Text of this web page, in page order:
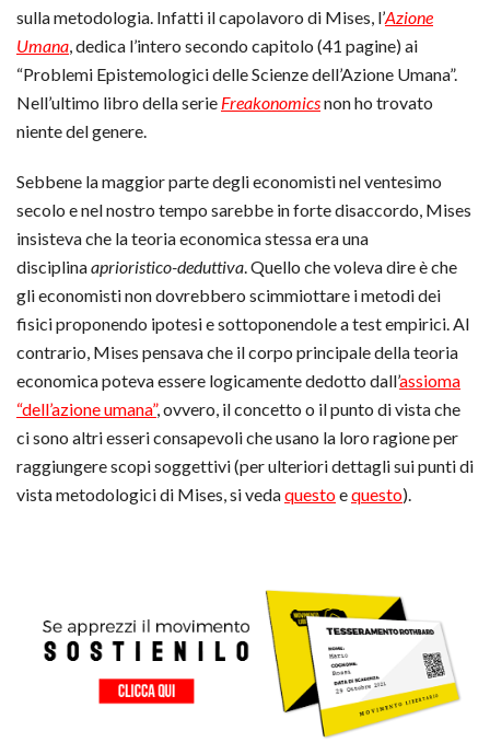
sulla metodologia. Infatti il capolavoro di Mises, l’Azione
Umana, dedica l’intero secondo capitolo (41 pagine) ai
“Problemi Epistemologici delle Scienze dell’Azione Umana”.
Nell’ultimo libro della serie Freakonomicsnon ho trovato
niente del genere.
Sebbene la maggior parte degli economisti nel ventesimo
secolo e nel nostro tempo sarebbe in forte disaccordo, Mises
insisteva che la teoria economica stessa era una
disciplinaaprioristico-deduttiva. Quello che voleva dire è che
gli economisti non dovrebbero scimmiottare i metodi dei
fisici proponendo ipotesi e sottoponendole a test empirici. Al
contrario, Mises pensava che il corpo principale della teoria
economica poteva essere logicamente dedotto dall’assioma
“dell’azione umana”, ovvero, il concetto o il punto di vista che
ci sono altri esseri consapevoli che usano la loro ragione per
raggiungere scopi soggettivi (per ulteriori dettagli sui punti di
vista metodologici di Mises, si vedaquestoequesto).